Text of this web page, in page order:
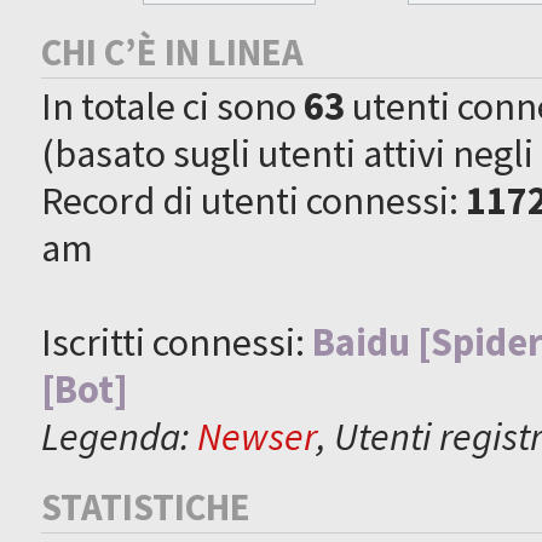
CHI C’È IN LINEA
In totale ci sono63 utenti
(basato sugli utenti attivi
Record di utenti connessi:
am
Iscritti connessi: Baidu
[Bot]
Legenda:Newser, Utenti
STATISTICHE